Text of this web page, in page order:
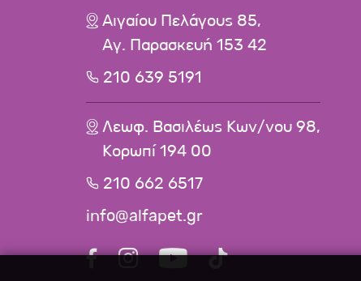
Αιγαίου Πελάγους 85,
Αγ. Παρασκευή 153 42
210 639 5191
Λεωφ. Βασιλέως Κων/νου 98,
Κορωπί 194 00
210 662 6517
info@alfapet.gr